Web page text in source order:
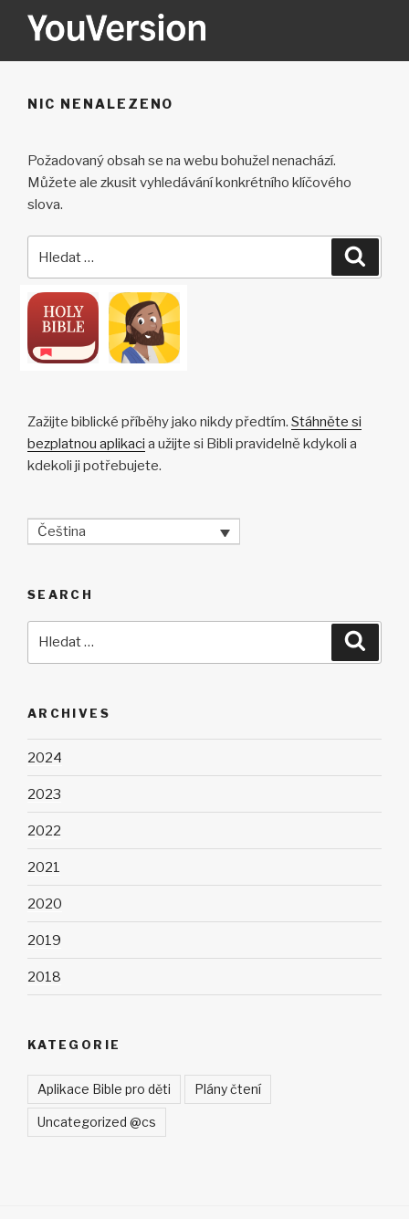
YOUVERSION
NIC NENALEZENO
Požadovaný obsah se na webu bohužel nenachází.
Můžete ale zkusit vyhledávání konkrétního klíčového
slova.
Zažijte biblické příběhy jako nikdy předtím. Stáhněte si
bezplatnou aplikaci a užijte si Bibli pravidelně kdykoli a
kdekoli ji potřebujete.
Čeština
SEARCH
ARCHIVES
2024
2023
2022
2021
2020
2019
2018
KATEGORIE
Aplikace Bible pro děti Plány čtení
Uncategorized @cs